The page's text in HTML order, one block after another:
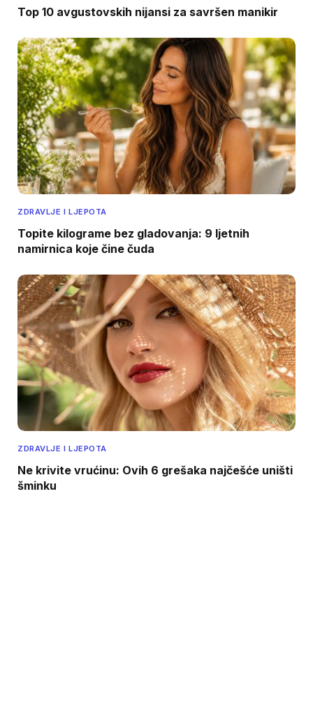
Top 10 avgustovskih nijansi za savršen manikir
ZDRAVLJE I LJEPOTA
Topite kilograme bez gladovanja: 9 ljetnih
namirnica koje čine čuda
ZDRAVLJE I LJEPOTA
Ne krivite vrućinu: Ovih 6 grešaka najčešće uništi
šminku